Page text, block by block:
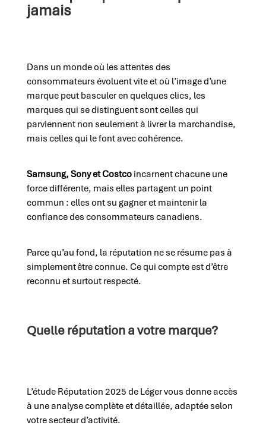
jamais
Dans un monde où les attentes des
consommateurs évoluent vite et où l’image d’une
marque peut basculer en quelques clics, les
marques qui se distinguent sont celles qui
parviennent non seulement à livrer la marchandise,
mais celles qui le font avec cohérence.
Samsung, Sony et Costcoincarnent chacune une
force différente, mais elles partagent un point
commun : elles ont su gagner et maintenir la
confiance des consommateurs canadiens.
Parce qu’au fond, la réputation ne se résume pas à
simplementêtre connue. Ce qui compte est d’être
reconnu et surtout respecté.
Quelle réputation a votre marque?
L’étude Réputation 2025 de Léger vous donne accès
à une analyse complète et détaillée, adaptée selon
votre secteur d’activité.